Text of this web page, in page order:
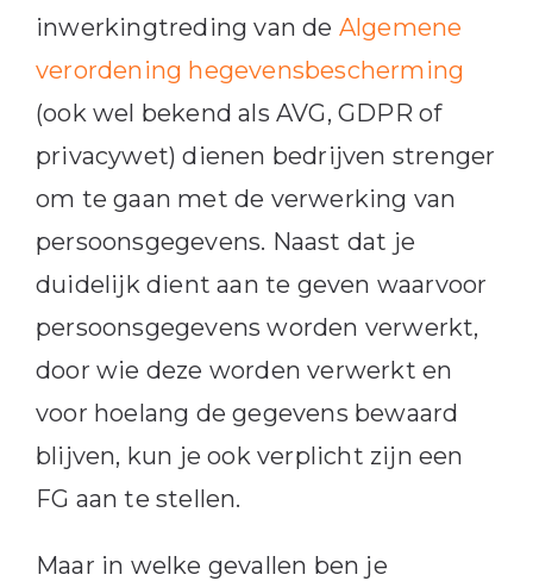
inwerkingtreding van de Algemene
verordening hegevensbescherming
(ook wel bekend als AVG, GDPR of
privacywet) dienen bedrijven strenger
om te gaan met de verwerking van
persoonsgegevens. Naast dat je
duidelijk dient aan te geven waarvoor
persoonsgegevens worden verwerkt,
door wie deze worden verwerkt en
voor hoelang de gegevens bewaard
blijven, kun je ook verplicht zijn een
FG aan te stellen.
Maar in welke gevallen ben je